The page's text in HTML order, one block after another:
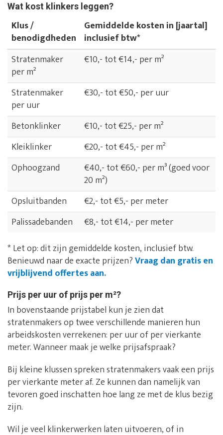
Wat kost klinkers leggen?
Klus /
benodigdheden
Gemiddelde kosten in [jaartal]
inclusief btw*
Stratenmaker
per m²
€10,- tot €14,- per m²
Stratenmaker
per uur
€30,- tot €50,- per uur
Betonklinker
€10,- tot €25,- per m²
Kleiklinker
€20,- tot €45,- per m²
Ophoogzand
€40,- tot €60,- per m³ (goed voor
20 m²)
Opsluitbanden
€2,- tot €5,- per meter
Palissadebanden
€8,- tot €14,- per meter
* Let op: dit zijn gemiddelde kosten, inclusief btw.
Benieuwd naar de exacte prijzen?Vraag dan gratis en
vrijblijvend offertes aan.
Prijs per uur of prijs per m²?
In bovenstaande prijstabel kun je zien dat
stratenmakers op twee verschillende manieren hun
arbeidskosten verrekenen: per uur of per vierkante
meter. Wanneer maak je welke prijsafspraak?
Bij kleine klussen spreken stratenmakers vaak een prijs
per vierkante meter af. Ze kunnen dan namelijk van
tevoren goed inschatten hoe lang ze met de klus bezig
zijn.
Wil je veel klinkerwerken laten uitvoeren, of in